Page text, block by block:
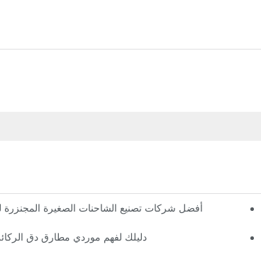
أفضل شركات تصنيع الشاحنات الصغيرة المجنزرة
دليلك لفهم موردي مطارق دق الركائز